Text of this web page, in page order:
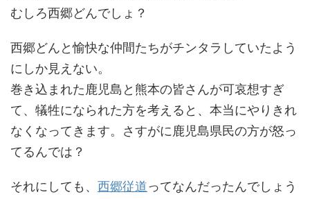
むしろ西郷どんでしょ？
西郷どんと愉快な仲間たちがチンタラしていたよう
にしか見えない。
巻き込まれた鹿児島と熊本の皆さんが可哀想すぎ
て、犠牲になられた方を考えると、本当にやりきれ
なくなってきます。さすがに鹿児島県民の方が怒っ
てるんでは？
それにしても、 西郷従道ってなんだったんでしょう